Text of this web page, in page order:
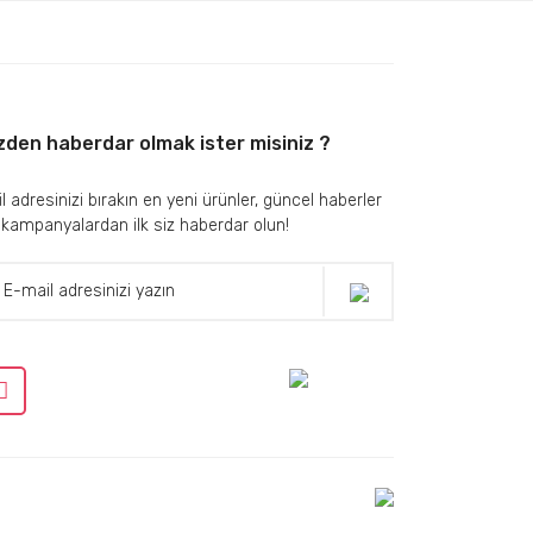
haberdar olmak ister misiniz ?
adresinizi bırakın en yeni ürünler, güncel haberler
ilk siz haberdar olun!